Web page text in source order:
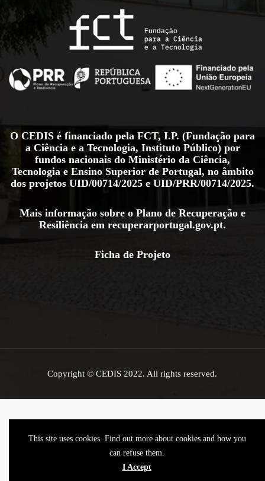
O CEDIS é financiado pela FCT, I.P. (Fundação para
a Ciência e a Tecnologia, Instituto Público) por
fundos nacionais do Ministério da Ciência,
Tecnologia e Ensino Superior de Portugal, no âmbito
dos projetos UID/00714/2025 e UID/PRR/00714/2025.
Mais informação sobre o Plano de Recuperação e
Resiliência em recuperarportugal.gov.pt.
Ficha de Projeto
Copyright © CEDIS 2022. All rights reserved.
This site uses cookies. Find out more about cookies and how you
can refuse them.
I Accept